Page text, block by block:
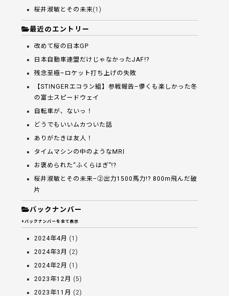
桜井淑敏とその未来(1)
最近のエントリー
改めて桜の日本GP
日本自動車連盟だけじゃなかったJAF!?
残念至極–ロケット打ち上げの失敗
【STINGERエコラン組】参戦報告–儚くも楽しかった冬
の富士スピードウェイ
自転車が、ないっ！
どうでもいいムカついた話
ありがたきは友人！
タイムマシンの中のようなMRI
お褒められた“ふくらはぎ”!?
桜井淑敏とその未来–②出力1500馬力!? 800m飛んだ破
片
バックナンバー
+バックナンバーを全て表示
2024年4月 (1)
2024年3月 (2)
2024年2月 (1)
2023年12月 (5)
2023年11月 (2)